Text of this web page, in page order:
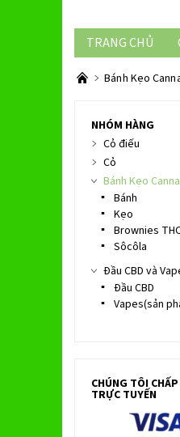
TRANG CHỦ
Bánh Kẹo
NHÓM HÀNG
Cỏ điếu
Cỏ
Bánh Kẹo
Bánh
Kẹo
Brownies
Sôcôla
Đầu CBD và
Đầu CBD
Vapes(sản
CHÚNG TÔI
TRỰC TUYẾN